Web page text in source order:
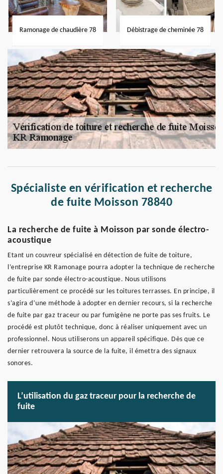
Ramonage de chaudière 78 Débistrage de cheminée 78
Spécialiste en vérification et recherche
de fuite Moisson 78840
La recherche de fuite à Moisson par sonde électro-
acoustique
Etant un couvreur spécialisé en détection de fuite de toiture,
l’entreprise KR Ramonage pourra adopter la technique de recherche
de fuite par sonde électro-acoustique. Nous utilisons
particulièrement ce procédé sur les toitures terrasses. En principe, il
s’agira d’une méthode à adopter en dernier recours, si la recherche
de fuite par gaz traceur ou par fumigène ne porte pas ses fruits. Le
procédé est plutôt technique, donc à réaliser uniquement avec un
professionnel. Nous utiliserons un appareil spécifique. Dès que ce
dernier retrouvera la source de la fuite, il émettra des signaux
sonores.
L’utilisation du gaz traceur pour la recherche de
fuite